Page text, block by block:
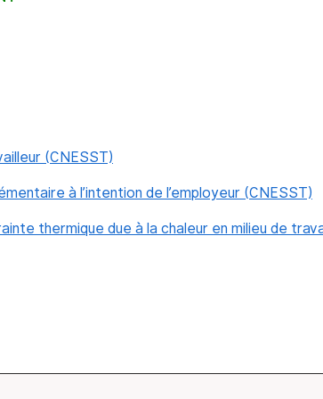
(CNESST)
à l’intention de l’employeur (CNESST)
thermique due à la chaleur en milieu de